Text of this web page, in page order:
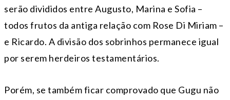
serão divididos entre Augusto, Marina e Sofia –
todos frutos da antiga relação com Rose Di Miriam –
e Ricardo. A divisão dos sobrinhos permanece igual
por serem herdeiros testamentários.
Porém, se também ficar comprovado que Gugu não